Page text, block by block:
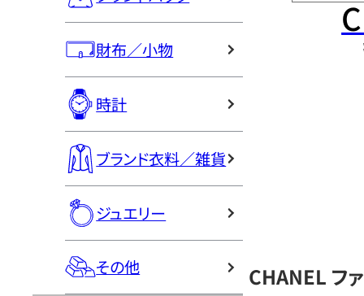
財布／小物
時計
ブランド衣料／雑貨
ジュエリー
その他
CHANEL フ